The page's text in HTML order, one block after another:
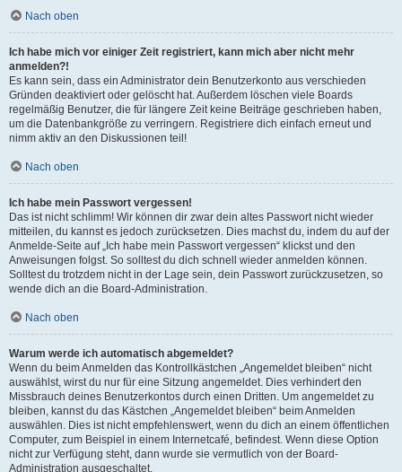
Nach oben
Ich habe mich vor einiger Zeit registriert, kann mich aber nicht mehr
anmelden?!
Es kann sein, dass ein Administrator dein Benutzerkonto aus verschieden
Gründen deaktiviert oder gelöscht hat. Außerdem löschen viele Boards
regelmäßig Benutzer, die für längere Zeit keine Beiträge geschrieben haben,
um die Datenbankgröße zu verringern. Registriere dich einfach erneut und
nimm aktiv an den Diskussionen teil!
Nach oben
Ich habe mein Passwort vergessen!
Das ist nicht schlimm! Wir können dir zwar dein altes Passwort nicht wieder
mitteilen, du kannst es jedoch zurücksetzen. Dies machst du, indem du auf der
Anmelde-Seite auf „Ich habe mein Passwort vergessen“ klickst und den
Anweisungen folgst. So solltest du dich schnell wieder anmelden können.
Solltest du trotzdem nicht in der Lage sein, dein Passwort zurückzusetzen, so
wende dich an die Board-Administration.
Nach oben
Warum werde ich automatisch abgemeldet?
Wenn du beim Anmelden das Kontrollkästchen „Angemeldet bleiben“ nicht
auswählst, wirst du nur für eine Sitzung angemeldet. Dies verhindert den
Missbrauch deines Benutzerkontos durch einen Dritten. Um angemeldet zu
bleiben, kannst du das Kästchen „Angemeldet bleiben“ beim Anmelden
auswählen. Dies ist nicht empfehlenswert, wenn du dich an einem öffentlichen
Computer, zum Beispiel in einem Internetcafé, befindest. Wenn diese Option
nicht zur Verfügung steht, dann wurde sie vermutlich von der Board-
Administration ausgeschaltet.